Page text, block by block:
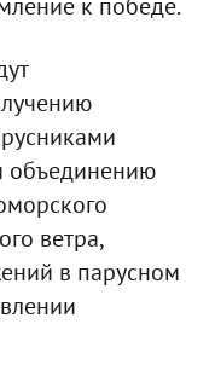
к победе.
объединению
ветра,
в парусном